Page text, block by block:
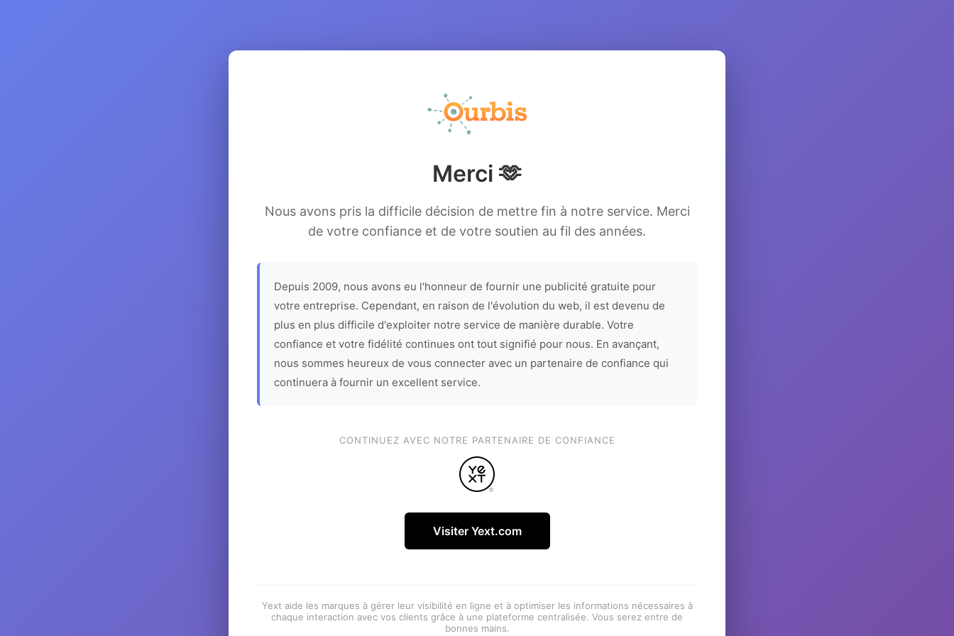
Merci 🫶
Nous avons pris la difficile décision de mettre fin à notre service. Merci
de votre confiance et de votre soutien au fil des années.
Depuis 2009, nous avons eu l'honneur de fournir une publicité gratuite pour
votre entreprise. Cependant, en raison de l'évolution du web, il est devenu de
plus en plus difficile d'exploiter notre service de manière durable. Votre
confiance et votre fidélité continues ont tout signifié pour nous. En avançant,
nous sommes heureux de vous connecter avec un partenaire de confiance qui
continuera à fournir un excellent service.
CONTINUEZ AVEC NOTRE PARTENAIRE DE CONFIANCE
Visiter Yext.com
Yext aide les marques à gérer leur visibilité en ligne et à optimiser les informations nécessaires à
chaque interaction avec vos clients grâce à une plateforme centralisée. Vous serez entre de
bonnes mains.